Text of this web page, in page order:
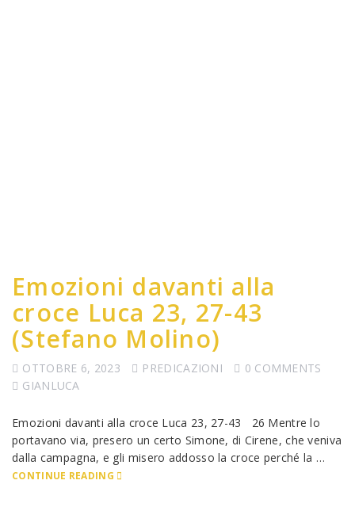
Emozioni davanti alla
croce Luca 23, 27-43
(Stefano Molino)
OTTOBRE 6, 2023 PREDICAZIONI
0 COMMENTS
GIANLUCA
Emozioni davanti alla croce Luca 23, 27-43 26 Mentre lo
portavano via, presero un certo Simone, di Cirene, che veniva
dalla campagna, e gli misero addosso la croce perché la …
CONTINUE READING